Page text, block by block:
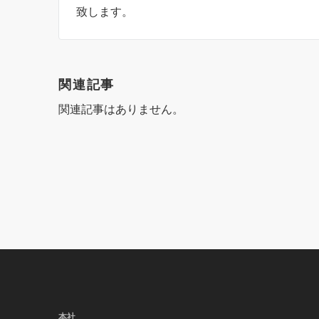
致します。
関連記事
関連記事はありません。
本社